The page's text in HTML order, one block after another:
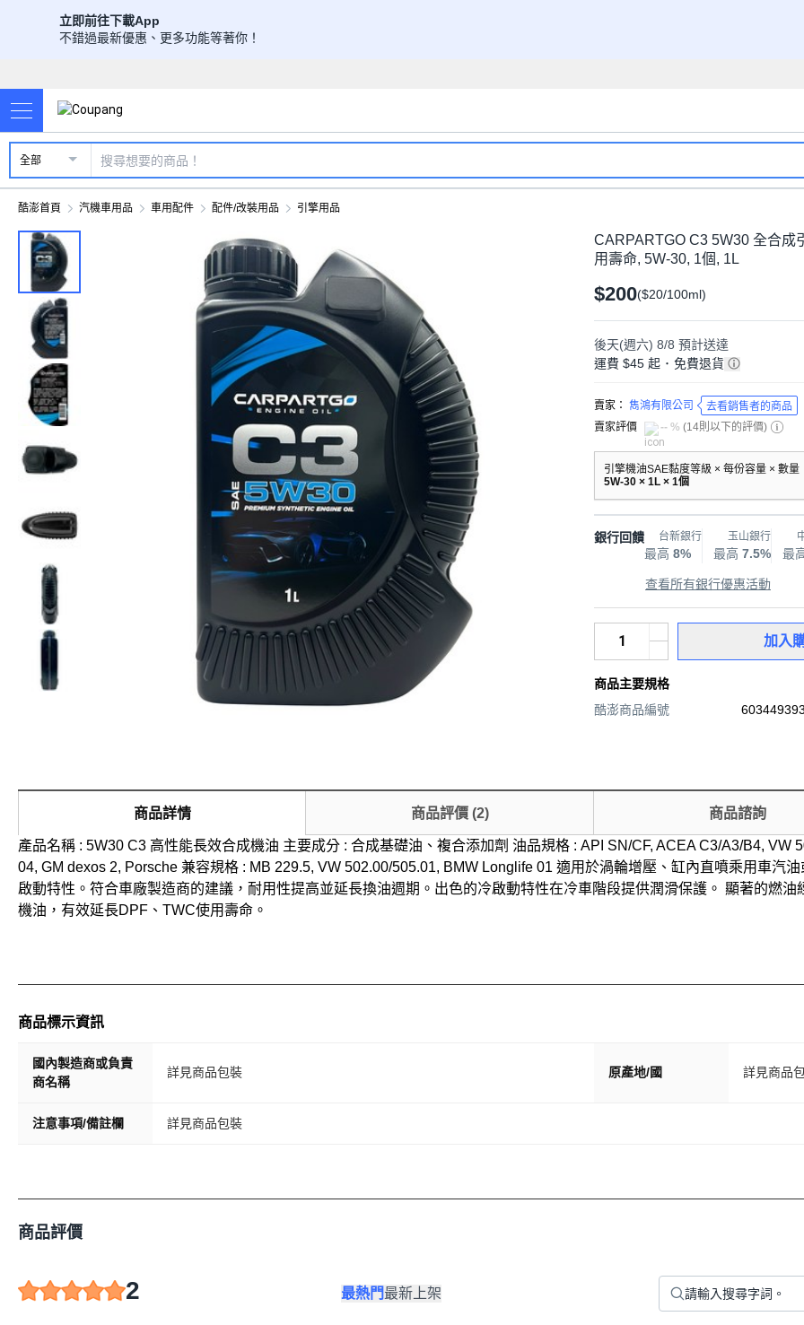
立即前往下載App
不錯過最新優惠、更多功能等著你！
全部
酷澎首頁 汽機車用品 車用配件 配件/改裝用品 引擎用品
CARPARTGO C3 5W30 全合成
用壽命, 5W-30, 1個, 1L
$200($20/100ml)
後天(週六) 8/8 預計送達
運費 $45 起 ･ 免費退貨
賣家： 雋鴻有限公司
去看銷售者的商品
賣家評價
-- % (14則以下的評價)
引擎機油SAE黏度等級 × 每份容量 × 數量
5W-30 × 1L × 1個
銀行回饋 台新銀行
最高 8%
玉山銀行
最高 7.5% 最
查看所有銀行優惠活動
加入
商品主要規格
酷澎商品編號
商品詳情 商品評價(2) 商品諮詢
產品名稱 : 5W30 C3 高性能長效合成機油 主要成分 : 合成基礎油、複合添加劑 油品規格 : API SN/CF, ACEA C3/A3/B4, VW
04, GM dexos 2, Porsche 兼容規格 : MB 229.5, VW 502.00/505.01, BMW Longlife 01 適用於渦輪增壓、缸內直噴乘用車汽
啟動特性。符合車廠製造商的建議，耐用性提高並延長換油週期。出色的冷啟動特性在冷車階段提供潤滑保護。 顯著的燃
機油，有效延長DPF、TWC使用壽命。
商品標示資訊
國內製造商或負責
商名稱
詳見商品包裝 原產地/國 詳見商品
注意事項/備註欄 詳見商品包裝
商品評價
2 最熱門最新上架